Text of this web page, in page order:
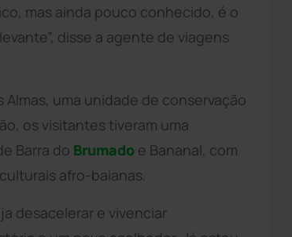
mas ainda pouco conhecido, é o
disse a agente de viagens
uma unidade de conservação
os visitantes tiveram uma
Barra do Brumado e Bananal, com
afro-baianas.
desacelerar e vivenciar